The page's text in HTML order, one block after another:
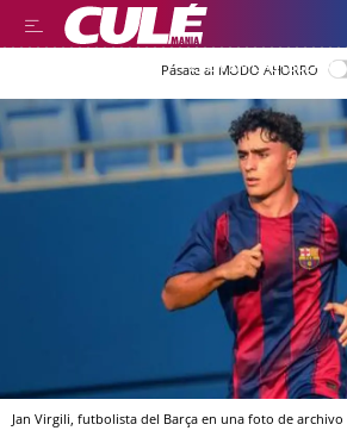
LEER EN CASTELLANO
Pásate al MODO AHORRO
Jan Virgili, futbolista del Barça en una foto de archivo